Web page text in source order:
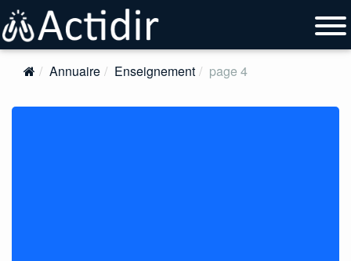
Annuaire Enseignement page 4